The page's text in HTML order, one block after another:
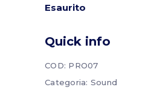
Esaurito
Quick info
COD: PRO07
Categoria: Sound